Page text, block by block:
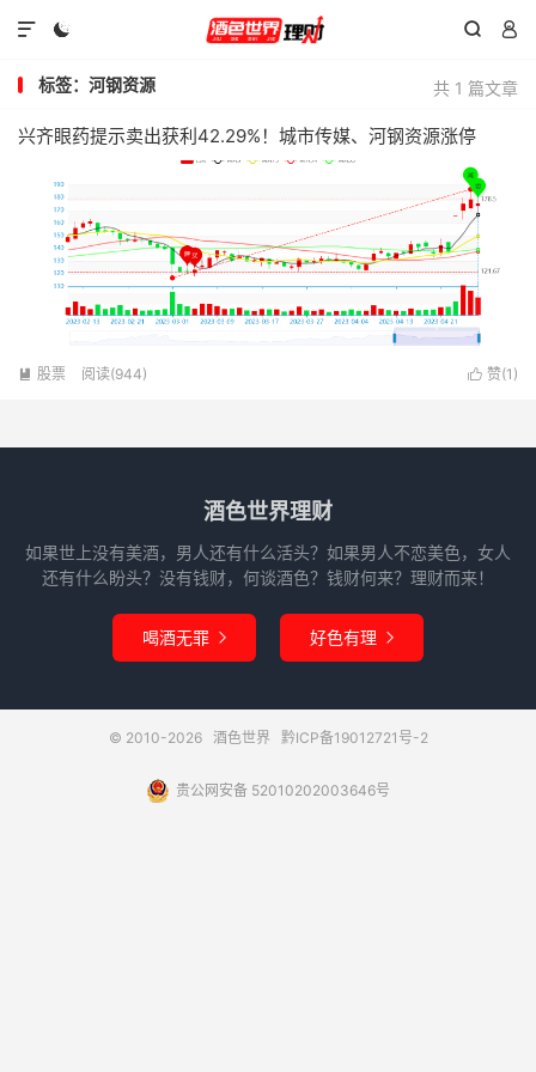
  

共 1 篇文章
标签：河钢资源
兴齐眼药提示卖出获利42.29%！城市传媒、河钢资源涨停
 赞(1 )
 股票 阅读(944)
酒色世界理财
如果世上没有美酒，男人还有什么活头？如果男人不恋美色，女人
还有什么盼头？没有钱财，何谈酒色？钱财何来？理财而来！
喝酒无罪  好色有理 
© 2010-2026 酒色世界 黔ICP备19012721号-2
贵公网安备 52010202003646号